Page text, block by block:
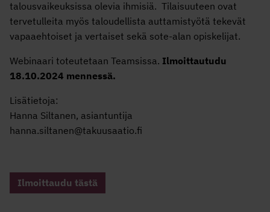
talousvaikeuksissa olevia ihmisiä. Tilaisuuteen ovat
tervetulleita myös taloudellista auttamistyötä tekevät
vapaaehtoiset ja vertaiset sekä sote-alan opiskelijat.
Webinaari toteutetaan Teamsissa. Ilmoittautudu
18.10.2024 mennessä.
Lisätietoja:
Hanna Siltanen, asiantuntija
hanna.siltanen@takuusaatio.fi
Ilmoittaudu tästä